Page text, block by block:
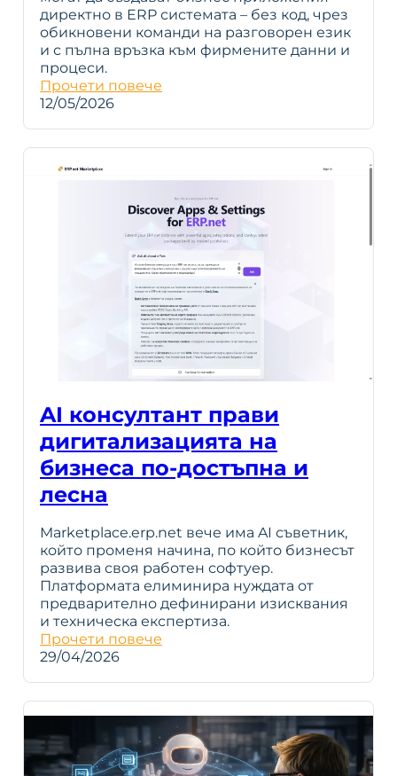
директно в ERP системата – без код, чрез
обикновени команди на разговорен език
и с пълна връзка към фирмените данни и
процеси.
Прочети повече
12/05/2026
AI консултант прави
дигитализацията на
бизнеса по-достъпна и
лесна
Marketplace.erp.net вече има AI съветник,
който променя начина, по който бизнесът
развива своя работен софтуер.
Платформата елиминира нуждата от
предварително дефинирани изисквания
и техническа експертиза.
Прочети повече
29/04/2026